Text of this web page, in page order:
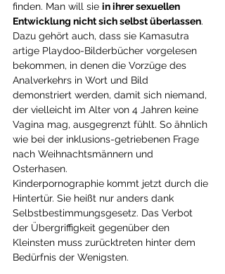
finden. Man will sie in ihrer sexuellen
Entwicklung nicht sich selbst überlassen.
Dazu gehört auch, dass sie Kamasutra
artige Playdoo-Bilderbücher vorgelesen
bekommen, in denen die Vorzüge des
Analverkehrs in Wort und Bild
demonstriert werden, damit sich niemand,
der vielleicht im Alter von 4 Jahren keine
Vagina mag, ausgegrenzt fühlt. So ähnlich
wie bei der inklusions-getriebenen Frage
nach Weihnachtsmännern und
Osterhasen.
Kinderpornographie kommt jetzt durch die
Hintertür. Sie heißt nur anders dank
Selbstbestimmungsgesetz. Das Verbot
der Übergriffigkeit gegenüber den
Kleinsten muss zurücktreten hinter dem
Bedürfnis der Wenigsten.